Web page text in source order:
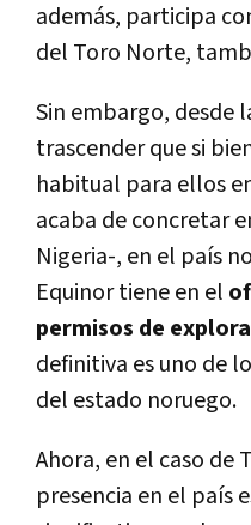
además, participa
del Toro Norte,
Sin embargo, desde
trascender que si
habitual para ellos
acaba de concretar
Nigeria-, en el país
Equinor tiene en el
permisos de
definitiva es uno de
del estado noruego.
Ahora, en el caso de
presencia en el país